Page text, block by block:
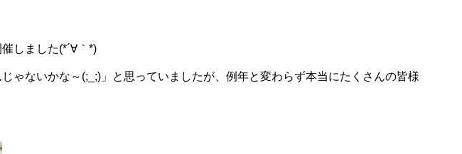
しました(*´∀｀*)
ゃないかな～(;_;)」と思っていましたが、例年と変わらず本当にたくさんの皆様